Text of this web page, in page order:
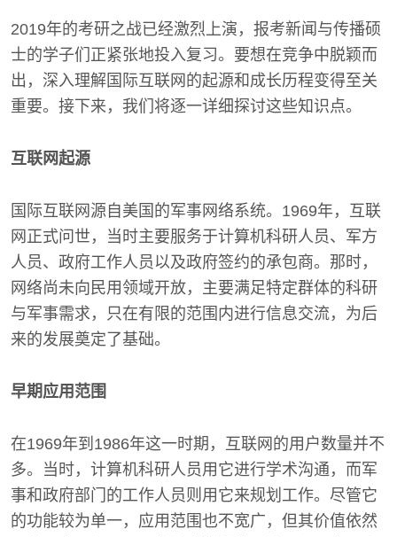
2019年的考研之战已经激烈上演，报考新闻与传播硕
士的学子们正紧张地投入复习。要想在竞争中脱颖而
出，深入理解国际互联网的起源和成长历程变得至关
重要。接下来，我们将逐一详细探讨这些知识点。
互联网起源
国际互联网源自美国的军事网络系统。1969年，互联
网正式问世，当时主要服务于计算机科研人员、军方
人员、政府工作人员以及政府签约的承包商。那时，
网络尚未向民用领域开放，主要满足特定群体的科研
与军事需求，只在有限的范围内进行信息交流，为后
来的发展奠定了基础。
早期应用范围
在1969年到1986年这一时期，互联网的用户数量并不
多。当时，计算机科研人员用它进行学术沟通，而军
事和政府部门的工作人员则用它来规划工作。尽管它
的功能较为单一，应用范围也不宽广，但其价值依然